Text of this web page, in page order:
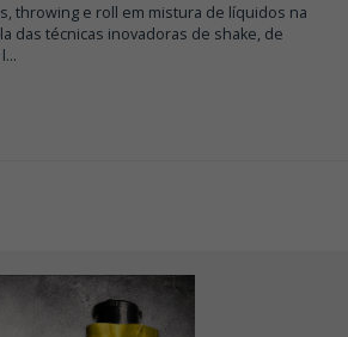
throwing e roll em mistura de líquidos na
das técnicas inovadoras de shake, de
...